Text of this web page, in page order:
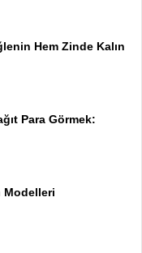
Hem Zinde Kalın
Para Görmek:
Modelleri